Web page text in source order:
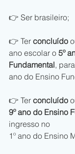
👉 Ser brasileiro;
👉 Ter concluído
ano escolar o 5º
Fundamental,
ano do Ensino
👉 Ter concluído
9º ano do Ensino
ingresso no
1º ano do Ensino